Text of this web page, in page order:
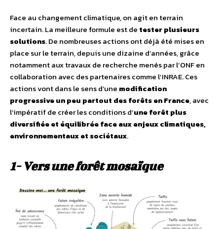
Face au changement climatique, on agit en terrain
incertain. La meilleure formule est de tester plusieurs
solutions. De nombreuses actions ont déjà été mises en
place sur le terrain, depuis une dizaine d’années, grâce
notamment aux travaux de recherche menés par l’ONF en
collaboration avec des partenaires comme l’INRAE. Ces
actions vont dans le sens d’une modification
progressive un peu partout des forêts en France, avec
l’impératif de créer les conditions d’une forêt plus
diversifiée et équilibrée face aux enjeux climatiques,
environnementaux et sociétaux.
1- Vers une forêt mosaïque